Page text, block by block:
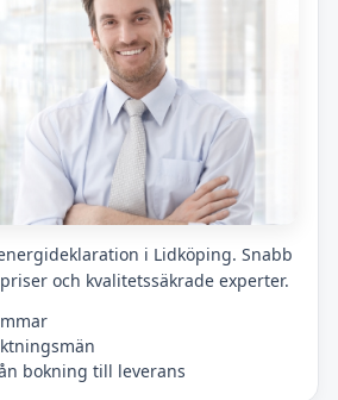
i Lidköping. Snabb
och kvalitetssäkrade experter.
bokning till leverans